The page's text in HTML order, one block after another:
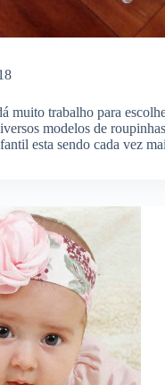
muito trabalho para
modelos de
esta sendo cada vez